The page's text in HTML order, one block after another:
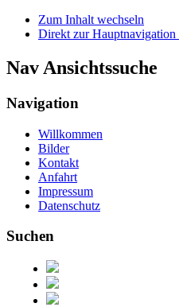
Zum Inhalt wechseln
Direkt zur
Nav Ansichtssuche
Navigation
Willkommen
Bilder
Kontakt
Anfahrt
Impressum
Datenschutz
Suchen